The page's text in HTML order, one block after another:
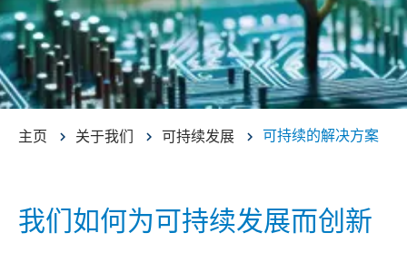
主页 关于我们 可持续发展 可持续的解决方案
我们如何为可持续发展而创新